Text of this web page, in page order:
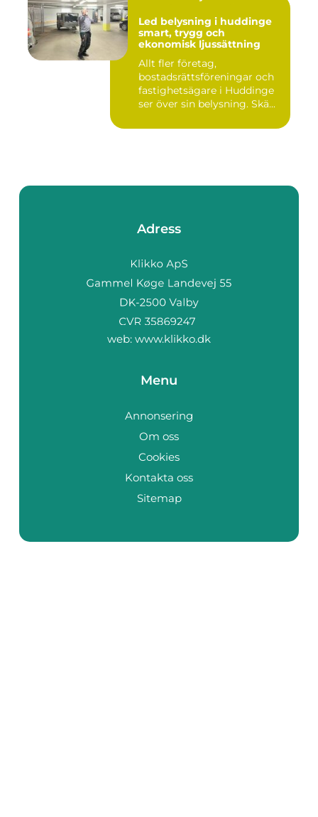
Led belysning i huddinge
smart, trygg och
ekonomisk ljussättning
Allt fler företag,
bostadsrättsföreningar och
fastighetsägare i Huddinge
ser över sin belysning. Skä...
Adress
web: www.klikko.dk
Menu
Annonsering
Om oss
Cookies
Kontakta oss
Sitemap